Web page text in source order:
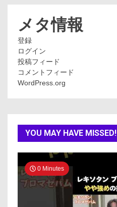
メタ情報
登録
ログイン
投稿フィード
コメントフィード
WordPress.org
YOU MAY HAVE MISSED!
0 Minutes